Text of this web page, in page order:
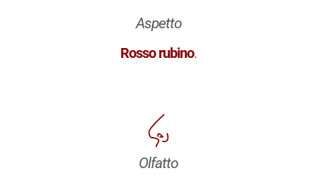
Aspetto
Rosso rubino.
Olfatto